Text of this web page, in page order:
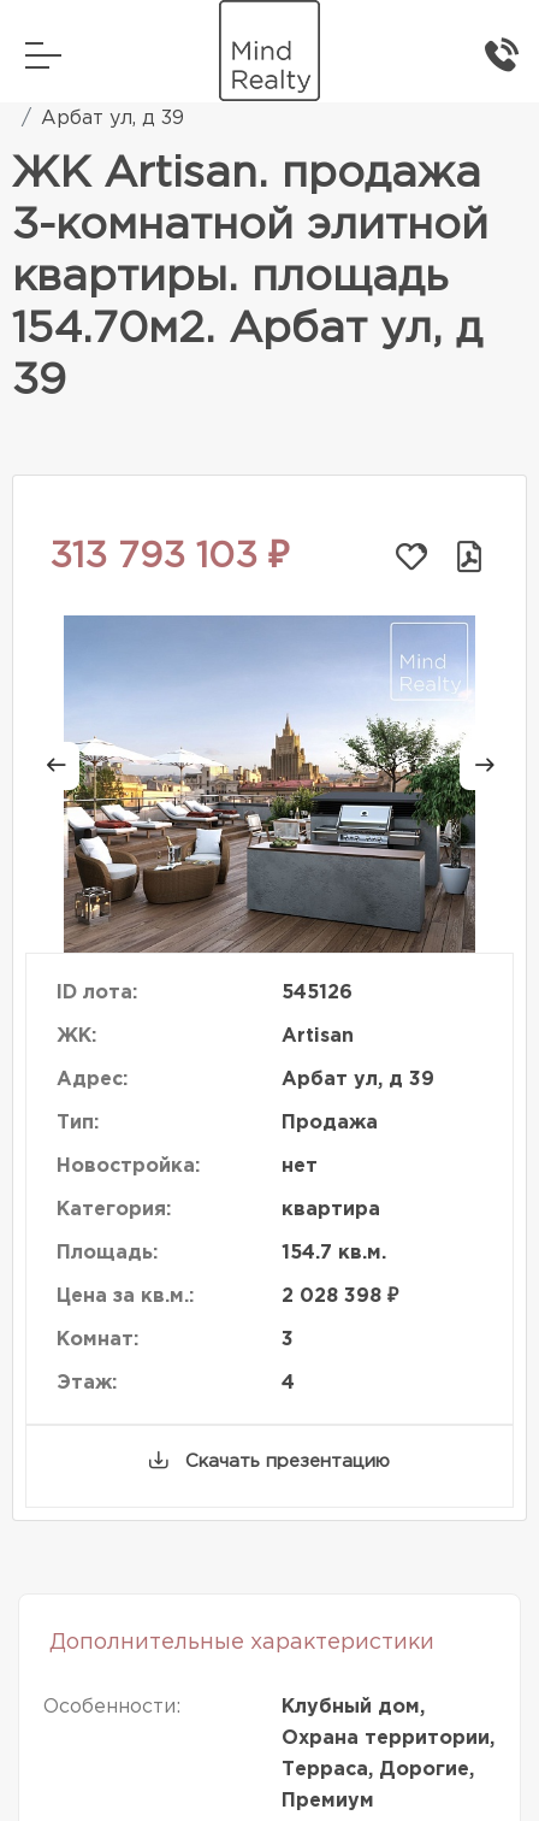
Элитная жилая недвижимость
Арбат ул, д 39
ЖК Artisan. продажа
3-комнатной элитной
квартиры. площадь
154.70м2. Арбат ул, д
39
313 793 103 ₽
ID лота: 545126
ЖК: Artisan
Адрес: Арбат ул, д 39
Тип: Продажа
Новостройка: нет
Категория: квартира
Площадь: 154.7 кв.м.
Цена за кв.м.: 2 028 398 ₽
Комнат: 3
Этаж: 4
Скачать презентацию
Дополнительные характеристики
Особенности:
Клубный дом,
Охрана территории,
Терраса, Дорогие,
Премиум